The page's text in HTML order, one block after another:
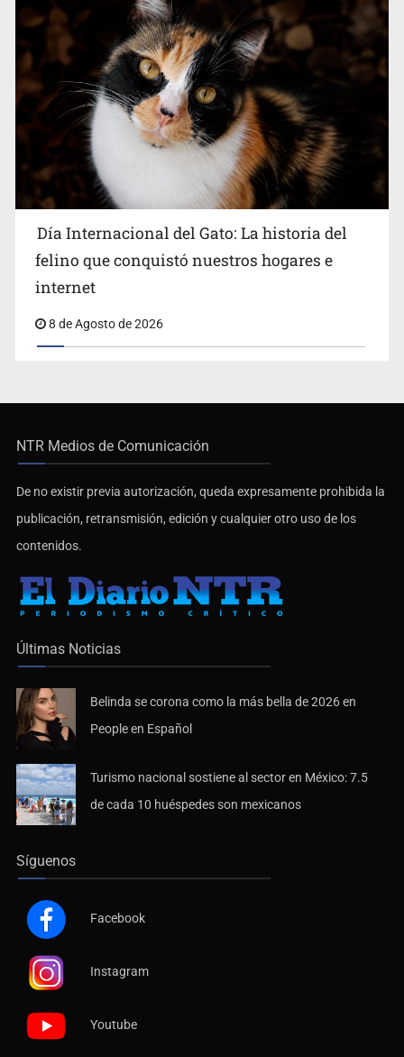
Día Internacional del Gato: La historia del
felino que conquistó nuestros hogares e
internet
8 de Agosto de 2026
NTR Medios de Comunicación
De no existir previa autorización, queda expresamente prohibida la
publicación, retransmisión, edición y cualquier otro uso de los
contenidos.
Últimas Noticias
Belinda se corona como la más bella de 2026 en
People en Español
Turismo nacional sostiene al sector en México: 7.5
de cada 10 huéspedes son mexicanos
Síguenos
Facebook
Instagram
Youtube